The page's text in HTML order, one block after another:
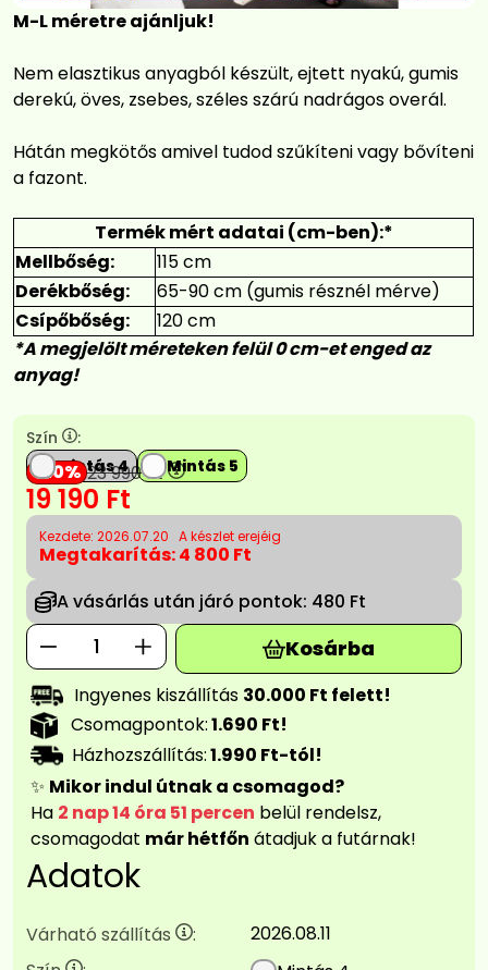
M-L méretre ajánljuk!
Nem elasztikus anyagból készült, ejtett nyakú, gumis
derekú, öves, zsebes, széles szárú nadrágos overál.
Hátán megkötős amivel tudod szűkíteni vagy bővíteni
a fazont.
Termék mért adatai (cm-ben):*
Mellbőség:
115 cm
Derékbőség:
65-90 cm (gumis résznél mérve)
Csípőbőség:
120 cm
*A megjelölt méreteken felül 0 cm-et enged az
anyag!
Szín
:
Mintás 4
Mintás 5
20 23 990Ft
19 190 Ft
Kezdete: 2026.07.20 A készlet erejéig
Megtakarítás:4 800 Ft
A vásárlás után járó pontok: 480 Ft
Kosárba
Ingyenes kiszállítás 30.000 Ft felett!
Csomagpontok:1.690 Ft!
Házhozszállítás:1.990 Ft-tól!
✨ Mikor indul útnak a csomagod?
Ha 2 nap 14 óra 51 percen belül rendelsz,
csomagodat már hétfőn átadjuk a futárnak!
Adatok
Várható szállítás :
2026.08.11